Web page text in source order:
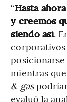
“Hasta
y creemos
siendo así.
corporativos
mientras
& gas
evaluó la